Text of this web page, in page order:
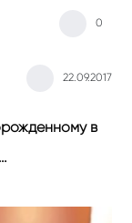
22.09.2017
0
в